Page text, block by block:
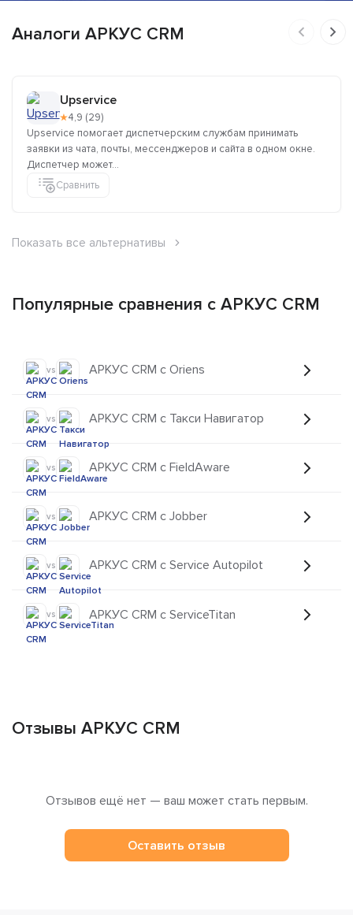
Аналоги АРКУС CRM
Upservice
★4,9 (29)
Upservice помогает диспетчерским службам принимать
заявки из чата, почты, мессенджеров и сайта в одном окне.
Диспетчер может...
Сравнить
Показать все альтернативы
Популярные сравнения с АРКУС CRM
vs АРКУС CRM с Oriens
vs АРКУС CRM с Такси Навигатор
vs АРКУС CRM с FieldAware
vs АРКУС CRM с Jobber
vs АРКУС CRM с Service Autopilot
vs АРКУС CRM с ServiceTitan
Отзывы АРКУС CRM
Отзывов ещё нет — ваш может стать первым.
Оставить отзыв